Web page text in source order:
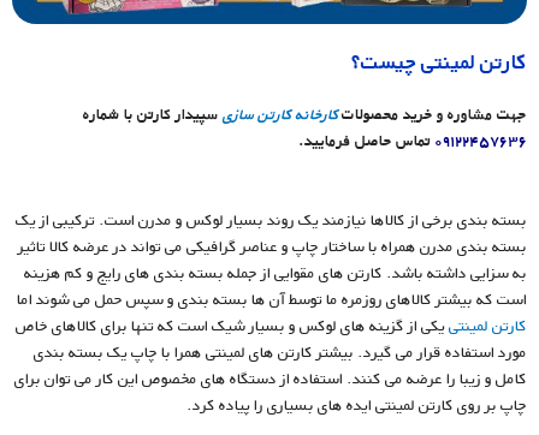
کارتن لمینتی چیست؟
جهت مشاوره و خرید محصولاتکارخانه کارتن سازی سپیدار کارتن با شماره
۰۹۱۲۲۴۵۷۶۳۶ تماس حاصل فرمایید.
بسته بندی برخی از کالاها نیازمند یک روند بسیار لوکس و مدرن است. ترکیبی از یک
بسته بندی مدرن همراه با ساختار چاپ و عناصر گرافیکی می تواند در عرضه کالا تاثیر
به سزایی داشته باشد. کارتن های مقوایی از جمله بسته بندی های رایج و کم هزینه
است که بیشتر کالاهای روزمره ما توسط آن ها بسته بندی و سپس حمل می شوند اما
کارتن لمینتییکی از گزینه های لوکس و بسیار شیک است که تنها برای کالاهای خاص
مورد استفاده قرار می گیرد. بیشتر کارتن های لمینتی همرا با چاپ یک بسته بندی
کامل و زیبا را عرضه می کنند. استفاده از دستگاه های مخصوص این کار می توان برای
چاپ بر روی کارتن لمینتی ایده های بسیاری را پیاده کرد.